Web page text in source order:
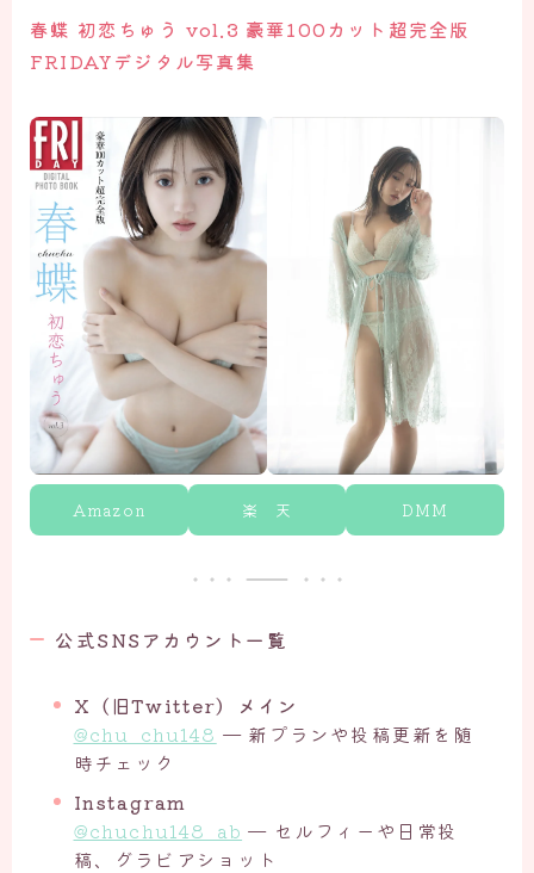
春蝶 初恋ちゅう vol.3 豪華100カット超完全版
FRIDAYデジタル写真集
Amazon 楽 天 DMM
公式SNSアカウント一覧
X（旧Twitter）メイン
@chu_chu148 — 新プランや投稿更新を随
時チェック
Instagram
@chuchu148_ab — セルフィーや日常投
稿、グラビアショット